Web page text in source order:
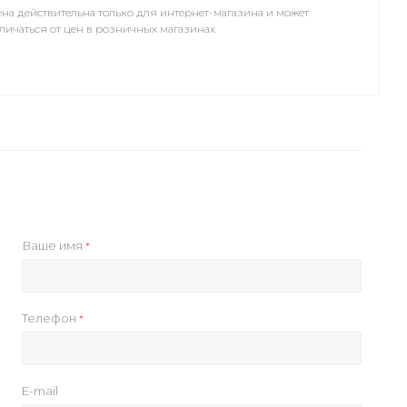
действительна только для интернет-магазина и может
от цен в розничных магазинах
Ваше имя *
Телефон *
E-mail